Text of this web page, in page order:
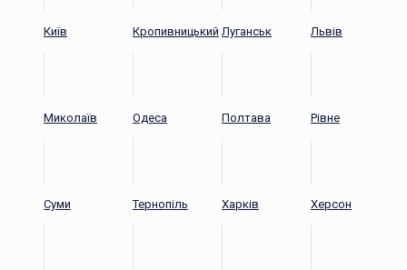
Київ Кропивницький Луганськ Львів
Миколаїв Одеса Полтава Рівне
Суми Тернопіль Харків Херсон